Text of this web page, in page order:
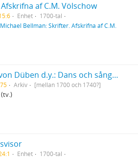
af C.M. Völschow
Enhet
1700-tal
Bellman: Skrifter. Afskrifna af C.M.
Anders von Düben d.y.: Dans och sångmelodier samt marscher etc., dels i gammal tabulatur, dels i fem-linjesystemets notskrift
Arkiv [mellan 1700 och 1740?]
Enhet
1700-tal